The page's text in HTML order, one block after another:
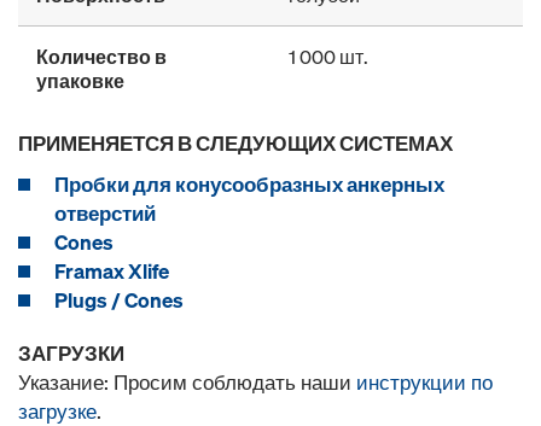
Количество в
упаковке
1 000 шт.
ПРИМЕНЯЕТСЯ В СЛЕДУЮЩИХ СИСТЕМАХ
Пробки для конусообразных анкерных
отверстий
Cones
Framax Xlife
Plugs / Cones
ЗАГРУЗКИ
Указание: Просим соблюдать наши инструкции по
загрузке.